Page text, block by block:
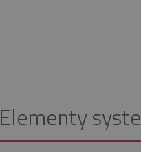
Elementy